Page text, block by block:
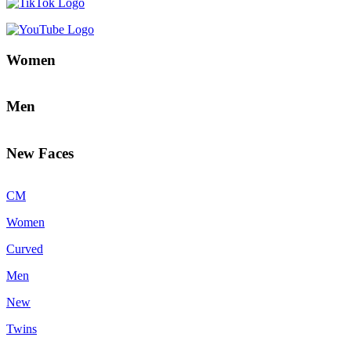
Women
Men
New Faces
CM
Women
Curved
Men
New
Twins